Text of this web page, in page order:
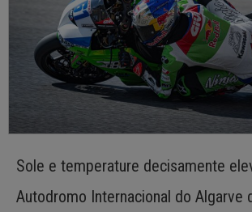
Sole e temperature decisamente
Autodromo Internacional do Algarve